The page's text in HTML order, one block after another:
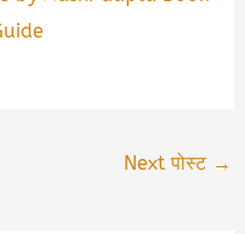
Next पोस्ट →